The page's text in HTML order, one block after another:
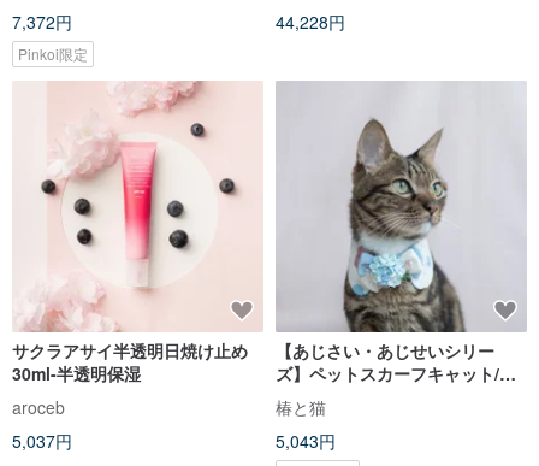
7,372円
Pinkoi限定
44,228円
サクラアサイ半透明日焼け止め
30ml-半透明保湿
aroceb
5,037円
【あじさい・あじせいシリー
ズ】ペットスカーフキャット/ド
ッグフラワーフローラルクロス
フラワーブルー
椿と猫
5,043円